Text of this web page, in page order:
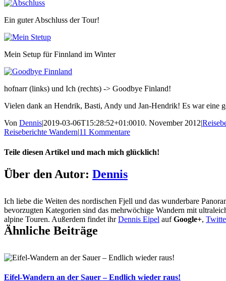
Ein guter Abschluss der Tour!
Mein Setup für Finnland im Winter
hofnarr (links) und Ich (rechts) -> Goodbye Finland!
Vielen dank an Hendrik, Basti, Andy und Jan-Hendrik! Es war eine
Von Dennis|2019-03-06T15:28:52+01:0010. November 2012|
Reiseberichte Wandern|11 Kommentare
Teile diesen Artikel und mach mich glücklich!
Facebook
X
Reddit
LinkedIn
Tumblr
Pinterest
Vk
E-
Mail
Über den Autor: Dennis
Ich liebe die Weiten des nordischen Fjell und das wunderbare
bevorzugten Kategorien sind das mehrwöchige Wandern mit
alpine Touren. Außerdem findet ihrDennis Eipel aufGoogle+,
Ähnliche Beiträge
Eifel-Wandern an der Sauer – Endlich wieder raus!